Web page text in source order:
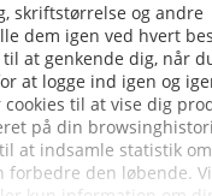
i de indre